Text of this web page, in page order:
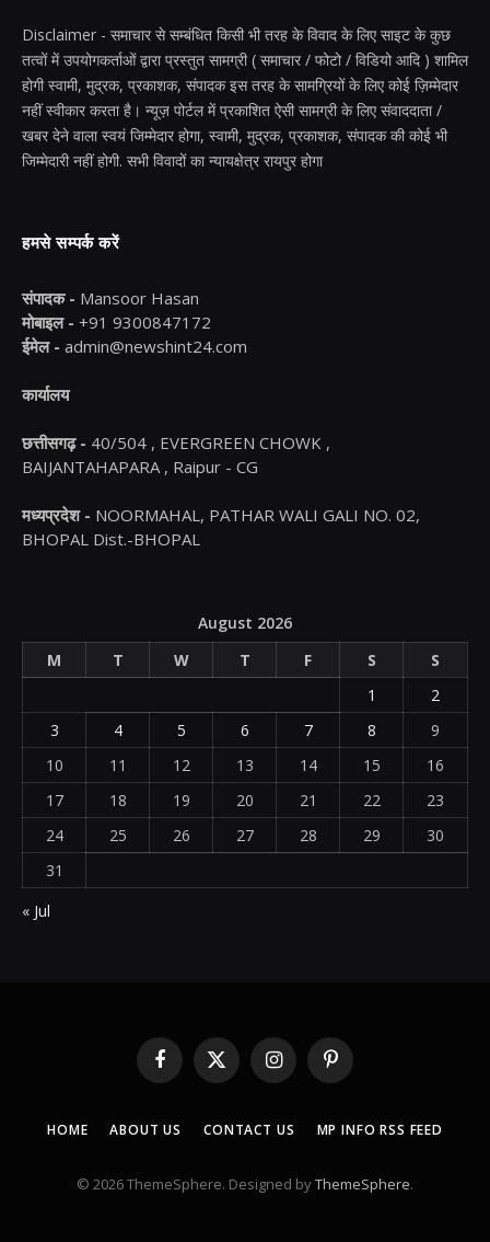
Disclaimer - समाचार से सम्बंधित किसी भी तरह के विवाद के लिए साइट के कुछ
तत्वों में उपयोगकर्ताओं द्वारा प्रस्तुत सामग्री ( समाचार / फोटो / विडियो आदि ) शामिल
होगी स्वामी, मुद्रक, प्रकाशक, संपादक इस तरह के सामग्रियों के लिए कोई ज़िम्मेदार
नहीं स्वीकार करता है। न्यूज़ पोर्टल में प्रकाशित ऐसी सामग्री के लिए संवाददाता /
खबर देने वाला स्वयं जिम्मेदार होगा, स्वामी, मुद्रक, प्रकाशक, संपादक की कोई भी
जिम्मेदारी नहीं होगी. सभी विवादों का न्यायक्षेत्र रायपुर होगा
हमसे सम्पर्क करें
संपादक - Mansoor Hasan
मोबाइल - +91 9300847172
ईमेल - admin@newshint24.com
कार्यालय
छत्तीसगढ़ - 40/504 , EVERGREEN CHOWK ,
BAIJANTAHAPARA , Raipur - CG
मध्यप्रदेश - NOORMAHAL, PATHAR WALI GALI NO. 02,
BHOPAL Dist.-BHOPAL
August 2026
M
T W T F S
S
1
2
3
4 5 6 7 8
9
10
11 12 13 14 15
16
17
18 19 20 21 22
23
24
25 26 27 28 29
30
31
« Jul
Facebook
X
(Twitter)
InstagramPinterest
HOME ABOUT US CONTACT US MP INFO RSS FEED
© 2026 ThemeSphere. Designed byThemeSphere.